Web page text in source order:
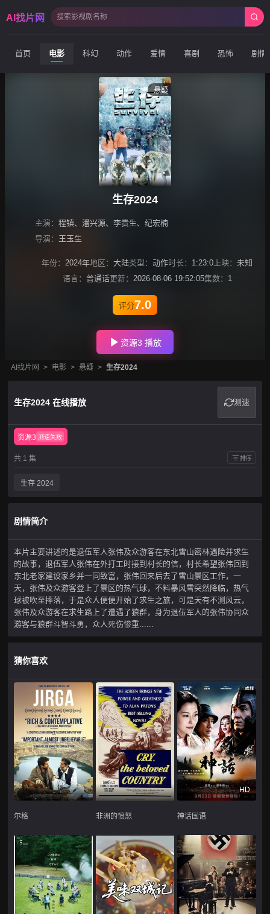
AI找片网
首页 电影 科幻 动作 爱情 喜剧 恐怖 剧情
悬疑
生存2024
主演： 程镇、 潘兴源、 李贵生、 纪宏楠
导演： 王玉生
年份： 2024年地区： 大陆类型： 动作时长： 1:23:0 上映： 未知
语言： 普通话更新： 2026-08-06 19:52:05集数： 1
评分7.0
资源3 播放
AI找片网 > 电影 > 悬疑 > 生存2024
生存2024 在线播放 测速
资源3 测速失败
共 1 集 排序
生存 2024
剧情简介
本片主要讲述的是退伍军人张伟及众游客在东北雪山密林遇险并求生
的故事，退伍军人张伟在外打工时接到村长的信，村长希望张伟回到
东北老家建设家乡并一同致富，张伟回来后去了雪山景区工作，一
天，张伟及众游客登上了景区的热气球，不料暴风雪突然降临，热气
球被吹至摔落，于是众人便便开始了求生之旅，可是天有不测风云，
张伟及众游客在求生路上了遭遇了狼群，身为退伍军人的张伟协同众
游客与狼群斗智斗勇，众人死伤惨重......
猜你喜欢
尔格 非洲的愤怒
HD
神话国语